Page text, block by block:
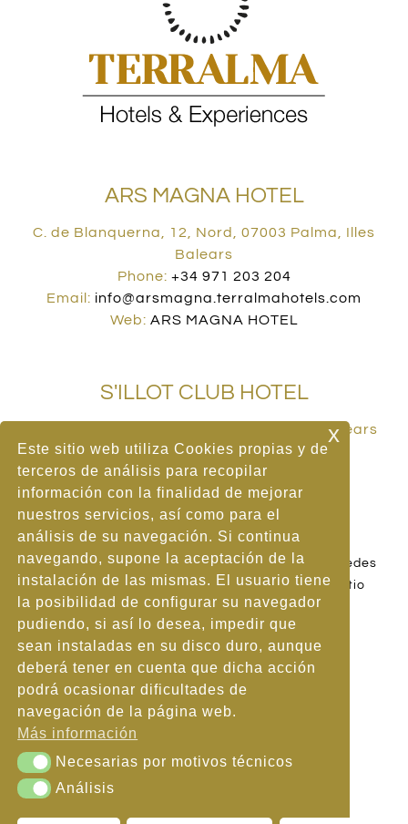
ARS MAGNA HOTEL
C. de Blanquerna, 12, Nord, 07003 Palma, Illes
Balears
Phone: +34 971 203 204
Email: info@arsmagna.terralmahotels.com
Web: ARS MAGNA HOTEL
S'ILLOT CLUB HOTEL
Carrer dels Cards, 2, 07687 S'Illot, Illes Balears
Phone: +34 971 810 034
Email:info@sillot.terralmahotels.com
Web:S'ILLOT CLUB HOTEL
Aviso Legal |Política de Cookies|Política de Redes
Sociales |Política de Privacidad|Mapa del Sitio
Este sitio web utiliza Cookies propias y de
terceros de análisis para recopilar
información con la finalidad de mejorar
nuestros servicios, así como para el
análisis de su navegación. Si continua
navegando, supone la aceptación de la
instalación de las mismas. El usuario tiene
la posibilidad de configurar su navegador
pudiendo, si así lo desea, impedir que
sean instaladas en su disco duro, aunque
deberá tener en cuenta que dicha acción
podrá ocasionar dificultades de
navegación de la página web.
Más información
Necesarias por motivos técnicos
Necesarias por motivos técnicos
AnálisisAnálisis
x